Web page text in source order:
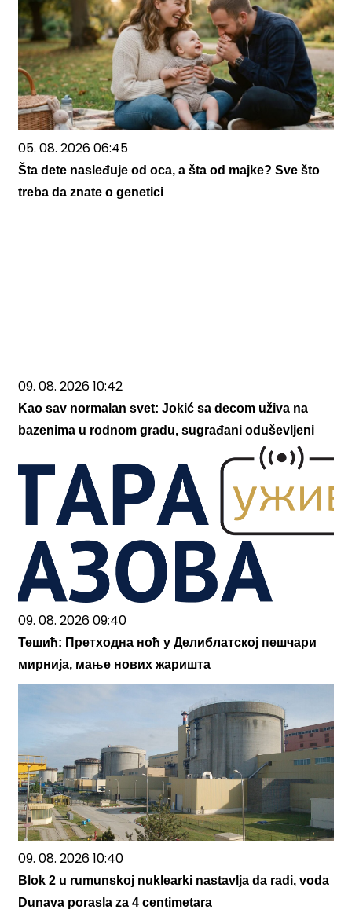
05. 08. 2026 06:45
Šta dete nasleđuje od oca, a šta od majke? Sve što
treba da znate o genetici
09. 08. 2026 10:42
Kao sav normalan svet: Jokić sa decom uživa na
bazenima u rodnom gradu, sugrađani oduševljeni
09. 08. 2026 09:40
Тешић: Претходна ноћ у Делиблатској пешчари
мирнија, мање нових жаришта
09. 08. 2026 10:40
Blok 2 u rumunskoj nuklearki nastavlja da radi, voda
Dunava porasla za 4 centimetara